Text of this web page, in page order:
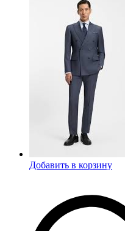
Добавить в корзину